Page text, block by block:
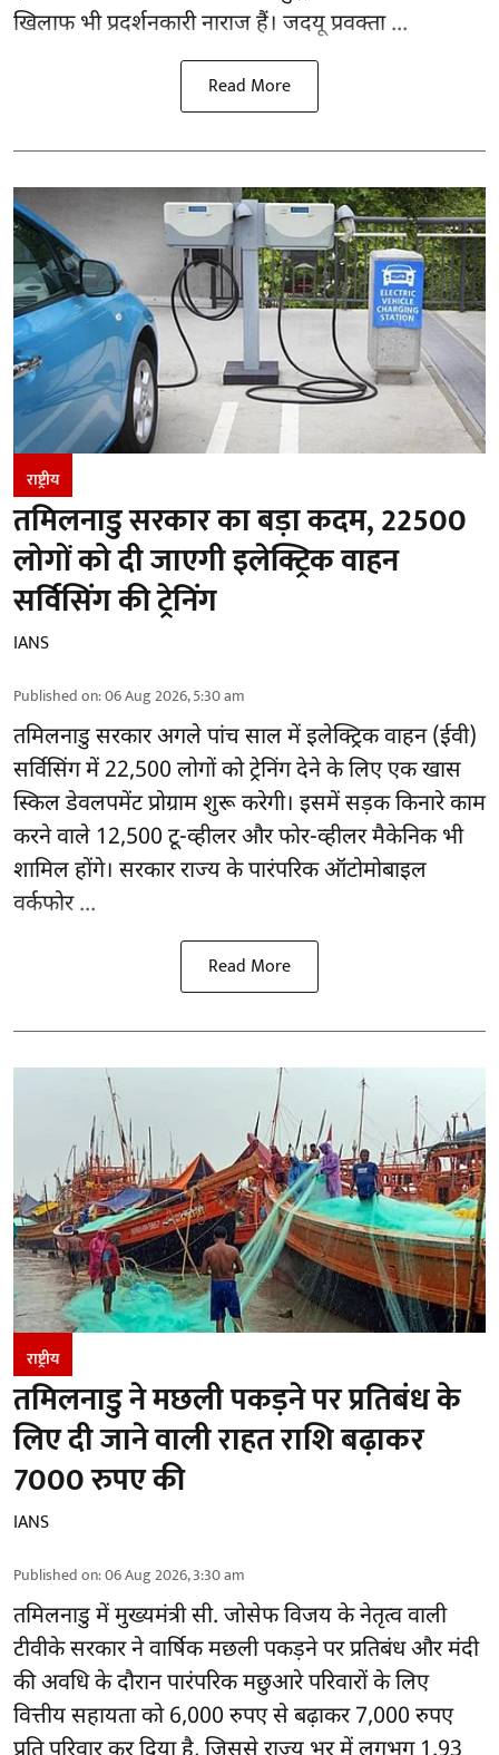
खिलाफ भी प्रदर्शनकारी नाराज हैं। जदयू प्रवक्ता ...
Read More
राष्ट्रीय
तमिलनाडु सरकार का बड़ा कदम, 22500
लोगों को दी जाएगी इलेक्ट्रिक वाहन
सर्विसिंग की ट्रेनिंग
IANS
Published on:06 Aug 2026, 5:30 am
तमिलनाडु सरकारअगले पांच साल में इलेक्ट्रिक वाहन (ईवी)
सर्विसिंग में 22,500 लोगों को ट्रेनिंग देने के लिए एक खास
स्किल डेवलपमेंट प्रोग्राम शुरू करेगी। इसमें सड़क किनारे काम
करने वाले 12,500 टू-व्हीलर और फोर-व्हीलर मैकेनिक भी
शामिल होंगे। सरकार राज्य के पारंपरिक ऑटोमोबाइल
वर्कफोर ...
Read More
राष्ट्रीय
तमिलनाडु ने मछली पकड़ने पर प्रतिबंध के
लिए दी जाने वाली राहत राशि बढ़ाकर
7000 रुपए की
IANS
Published on:06 Aug 2026, 3:30 am
तमिलनाडुमें मुख्यमंत्री सी. जोसेफ विजय के नेतृत्व वाली
टीवीके सरकार ने वार्षिक मछली पकड़ने पर प्रतिबंध और मंदी
की अवधि के दौरान पारंपरिक मछुआरे परिवारों के लिए
वित्तीय सहायता को 6,000 रुपए से बढ़ाकर 7,000 रुपए